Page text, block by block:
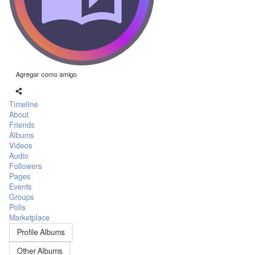
Agregar como amigo
Timeline
About
Friends
Albums
Videos
Audio
Followers
Pages
Events
Groups
Polls
Marketplace
Profile Albums
Other Albums